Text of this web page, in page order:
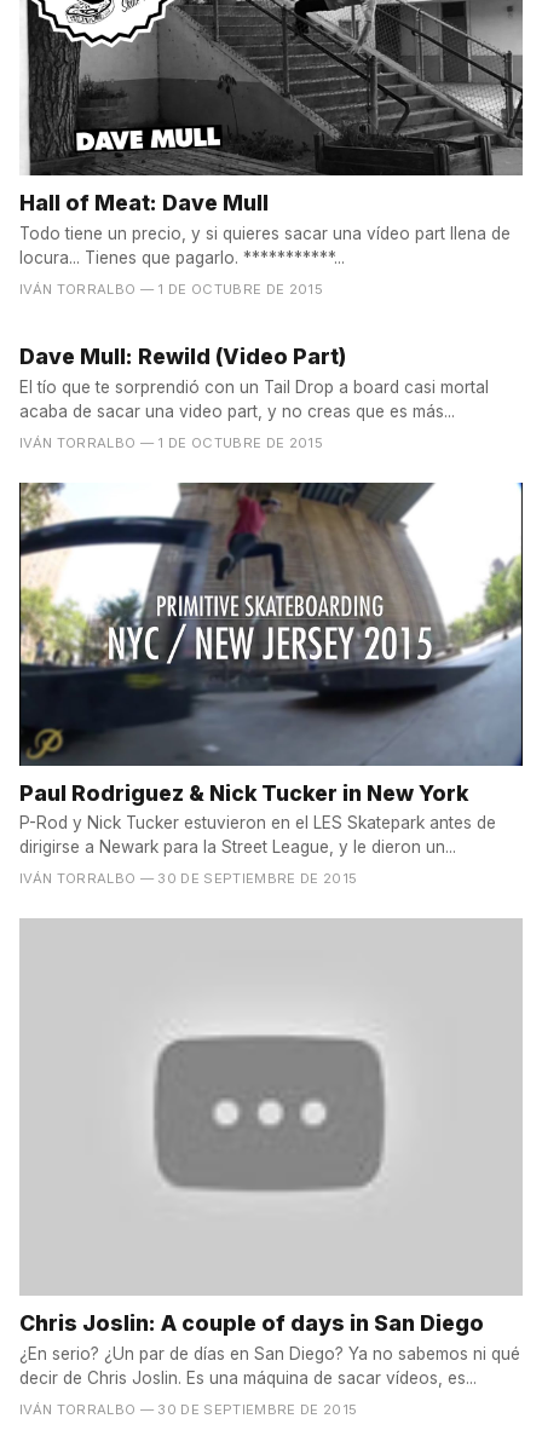
Hall of Meat: Dave Mull
Todo tiene un precio, y si quieres sacar una vídeo part llena de
locura... Tienes que pagarlo. ***********...
IVÁN TORRALBO — 1 DE OCTUBRE DE 2015
Dave Mull: Rewild (Video Part)
El tío que te sorprendió con un Tail Drop a board casi mortal
acaba de sacar una video part, y no creas que es más...
IVÁN TORRALBO — 1 DE OCTUBRE DE 2015
Paul Rodriguez & Nick Tucker in New York
P-Rod y Nick Tucker estuvieron en el LES Skatepark antes de
dirigirse a Newark para la Street League, y le dieron un...
IVÁN TORRALBO — 30 DE SEPTIEMBRE DE 2015
Chris Joslin: A couple of days in San Diego
¿En serio? ¿Un par de días en San Diego? Ya no sabemos ni qué
decir de Chris Joslin. Es una máquina de sacar vídeos, es...
IVÁN TORRALBO — 30 DE SEPTIEMBRE DE 2015